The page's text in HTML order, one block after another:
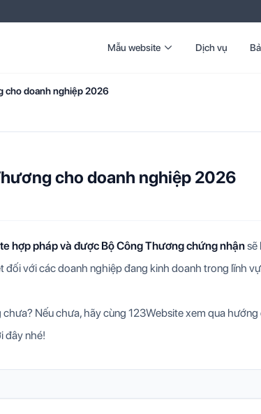
Mẫu website Dịch vụ
cho doanh nghiệp 2026
cho doanh nghiệp 2026
hợp pháp và được Bộ Công Thương chứng nhậnsẽ
với các doanh nghiệp đang kinh doanh trong lĩnh
Nếu chưa, hãy cùng 123Website xem qua hướng
đây nhé!